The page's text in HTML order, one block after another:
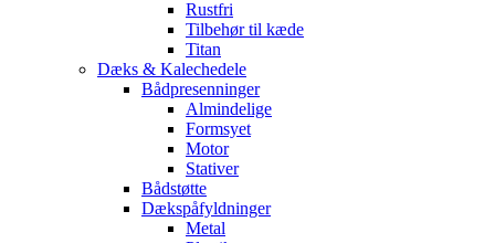
Rustfri
Tilbehør til kæde
Titan
Dæks & Kalechedele
Bådpresenninger
Almindelige
Formsyet
Motor
Stativer
Bådstøtte
Dækspåfyldninger
Metal